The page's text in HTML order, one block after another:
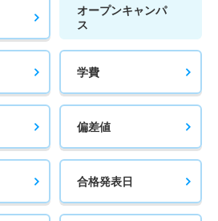
オープンキャンパ
ス
学費
偏差値
合格発表日